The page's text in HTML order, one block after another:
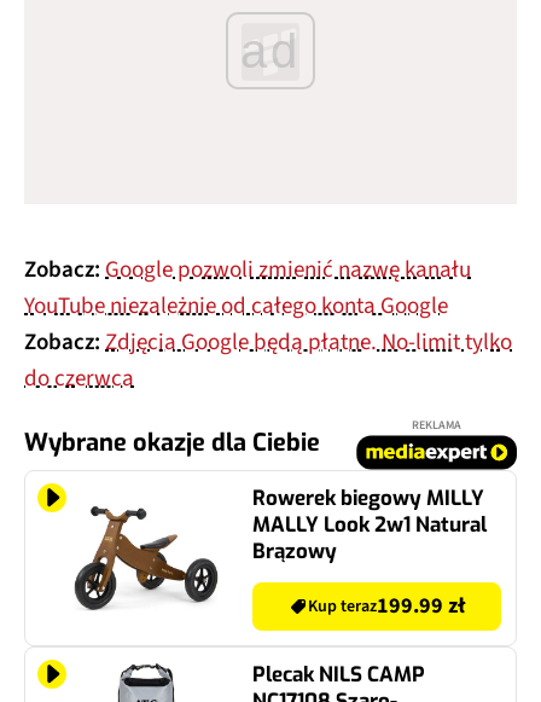
ad
Zobacz:Google pozwoli zmienić nazwę kanału
YouTube niezależnie od całego konta Google
Zobacz:Zdjęcia Google będą płatne. No-limit tylko
do czerwca
Wybrane okazje dla Ciebie
REKLAMA
Rowerek biegowy MILLY
MALLY Look 2w1 Natural
Brązowy
Kup teraz199.99 zł
Plecak NILS CAMP